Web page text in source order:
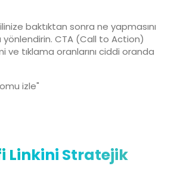
baktıktan sonra ne yapmasını
yönlendirin. CTA (Call to Action)
ve tıklama oranlarını ciddi oranda
izle"
Linkini Stratejik